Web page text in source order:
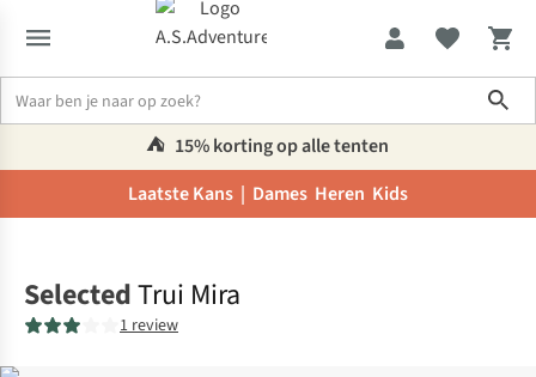
⛺️ 15% korting op alle tenten
Laatste Kans | Dames Heren Kids
SelectedTrui Mira
1 review